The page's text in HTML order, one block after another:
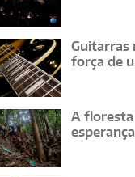
Guitarras
força de
A floresta